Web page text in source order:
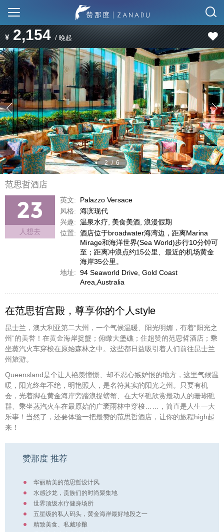
¥2,154/ 晚起
2 / 6
范思哲酒店
23
人想去
英文:
Palazzo Versace
风格: 海滨现代
兴趣: 温泉水疗, 美食美酒, 浪漫假期
位置: 酒店位于broadwater海湾边，距离Marina
Mirage和海洋世界(Sea World)步行10分钟可
至；距离冲浪点约15公里、最近的机场黄金
海岸35公里。
地址: 94 Seaworld Drive, Gold Coast
Area,Australia
在范思哲宫殿，尊享你的个人style
昆士兰，澳大利亚第二大州，一个气候温暖、阳光明媚，有着“阳光之
州”的美誉！在黄金海岸捉蟹；俯瞰大堡礁；住超赞的范思哲酒店；乘
坐蒸汽火车穿梭在原始森林之中。这些都日益吸引着人们前往昆士兰
州旅游。
Queensland是个让人艳羡憧憬、却不忍心嫉妒恨的地方，这里气候温
暖，阳光终年不绝，明艳照人，是名符其实的阳光之州。只要有机
会，光着脚在黄金海岸旁踏浪捉螃蟹、在大堡礁欣赏最动人的珊瑚礁
群、乘坐蒸汽火车在最原始的广袤雨林中穿梭……，简直是人生一大
乐事！当然了，还要体验一把最赞的范思哲酒店，让你的旅程high起
来！
赞那度 推荐
华丽精美的范思哲设计风
水感沙龙，贵族们的时尚聚集地
世界顶级水疗健身场所
五星级的私人码头，黄金海岸最好地段之一
精致美食、私藏珍酿